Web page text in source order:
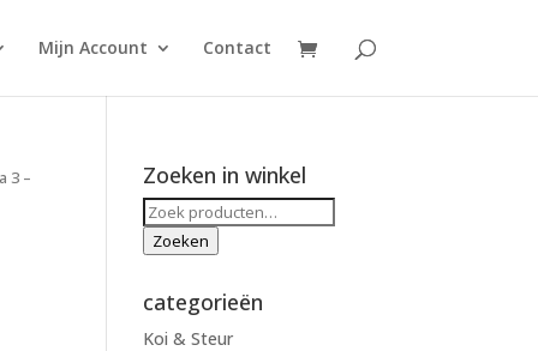
Mijn Account Contact
3 – Zoeken in winkel
Zoeken
naar:
Zoeken
categorieën
Koi & Steur